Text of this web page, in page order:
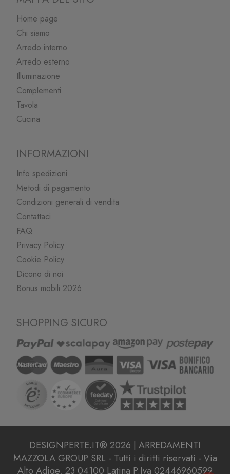
Home page
Chi siamo
Arredo interno
Arredo esterno
Illuminazione
Complementi
Tavola
Cucina
INFORMAZIONI
Info spedizioni
Metodi di pagamento
Condizioni generali di vendita
Contattaci
FAQ
Privacy Policy
Cookie Policy
Dicono di noi
Bonus mobili 2026
SHOPPING SICURO
DESIGNPERTE.IT® 2026 | ARREDAMENTI
MAZZOLA GROUP SRL - Tutti i diritti riservati - Via
Alto Adige, 23 04100 Latina P.Iva 02446960599